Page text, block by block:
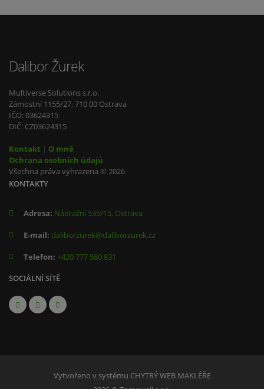
Dalibor Žurek
Multiverse Solutions s.r.o.
Zámostní 1155/27, 710 00 Ostrava
IČO: 03624315
DIČ: CZ03624315
Kontakt | O mně
Ochrana osobních údajů
Všechna práva vyhrazena © 2026
KONTAKTY
Adresa: Nádražní 535/15, Ostrava
E-mail: daliborzurek@daliborzurek.cz
Telefon: +420 777 580 831
SOCIÁLNÍ SÍTĚ
Vytvořeno v systému CHYTRÝ WEB MAKLÉŘE